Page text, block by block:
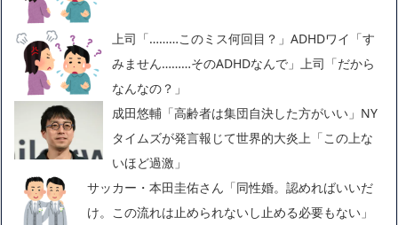
上司「………このミス何回目？」ADHDワイ「す
みません………そのADHDなんで」上司「だから
なんなの？」
成田悠輔「高齢者は集団自決した方がいい」NY
タイムズが発言報じて世界的大炎上「この上な
いほど過激」
サッカー・本田圭佑さん「同性婚。認めればいいだ
け。この流れは止められないし止める必要もない」